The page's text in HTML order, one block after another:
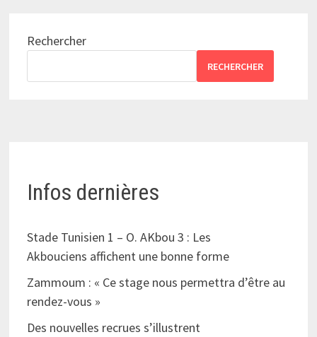
Rechercher
RECHERCHER
Infos dernières
Stade Tunisien 1 – O. AKbou 3 : Les
Akbouciens affichent une bonne forme
Zammoum : « Ce stage nous permettra d’être au
rendez-vous »
Des nouvelles recrues s’illustrent